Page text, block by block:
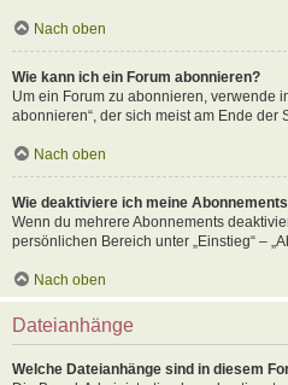
Nach oben
Wie kann ich ein Forum abonnieren?
Um ein Forum zu abonnieren, verwende
abonnieren“, der sich meist am Ende der
Nach oben
Wie deaktiviere ich meine
Wenn du mehrere Abonnements
persönlichen Bereich unter „Einstieg“ –
Nach oben
Dateianhänge
Welche Dateianhänge sind in diesem